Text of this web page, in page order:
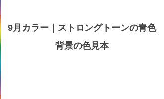
9月カラー｜ストロングトーンの青色
背景の色見本